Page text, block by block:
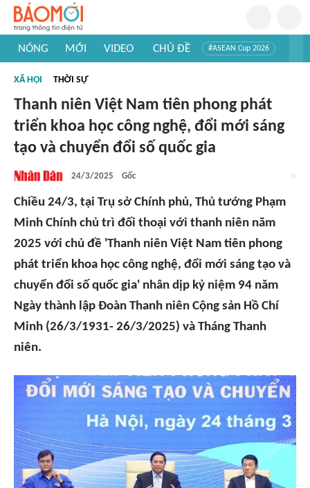
NÓNG MỚI VIDEO CHỦ ĐỀ #ASEAN Cup 2026
#Khám phá thế giới
XÃ HỘI THỜI SỰ
Thanh niên Việt Nam tiên phong phát
triển khoa học công nghệ, đổi mới sáng
tạo và chuyển đổi số quốc gia
24/3/2025 Gốc
Chiều 24/3, tại Trụ sở Chính phủ, Thủ tướng Phạm
Minh Chính chủ trì đối thoại với thanh niên năm
2025 với chủ đề 'Thanh niên Việt Nam tiên phong
phát triển khoa học công nghệ, đổi mới sáng tạo và
chuyển đổi số quốc gia' nhân dịp kỷ niệm 94 năm
Ngày thành lập Đoàn Thanh niên Cộng sản Hồ Chí
Minh (26/3/1931- 26/3/2025) và Tháng Thanh
niên.